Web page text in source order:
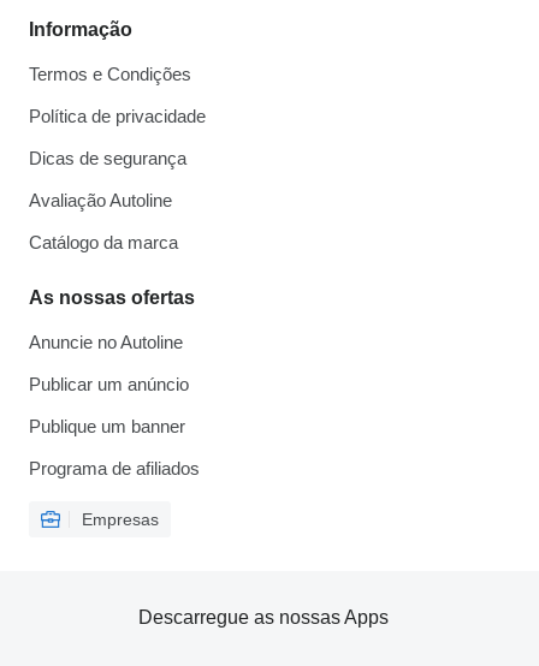
Informação
Termos e Condições
Política de privacidade
Dicas de segurança
Avaliação Autoline
Catálogo da marca
As nossas ofertas
Anuncie no Autoline
Publicar um anúncio
Publique um banner
Programa de afiliados
Empresas
Descarregue as nossas Apps